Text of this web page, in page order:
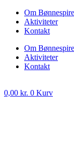
Om
Aktiviteter
Kontakt
Om
Aktiviteter
Kontakt
0,00 kr. 0 Kurv